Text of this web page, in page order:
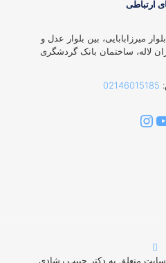
ارتباطی
میرزابابایی، بین بلوار عدل و
لاله، ساختمان بانک گردشگری
02146015185
اینستاگرم
متعلق به دکتر حبیب رشادی